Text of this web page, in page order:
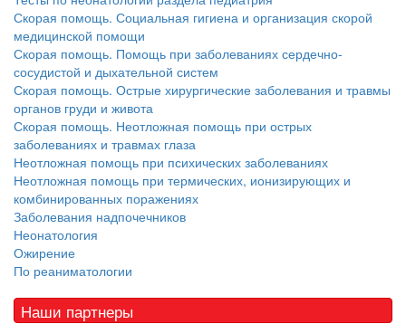
Скорая помощь. Социальная гигиена и организация скорой
медицинской помощи
Скорая помощь. Помощь при заболеваниях сердечно-
сосудистой и дыхательной систем
Скорая помощь. Острые хирургические заболевания и травмы
органов груди и живота
Скорая помощь. Неотложная помощь при острых
заболеваниях и травмах глаза
Неотложная помощь при психических заболеваниях
Неотложная помощь при термических, ионизирующих и
комбинированных поражениях
Заболевания надпочечников
Неонатология
Ожирение
По реаниматологии
Наши партнеры